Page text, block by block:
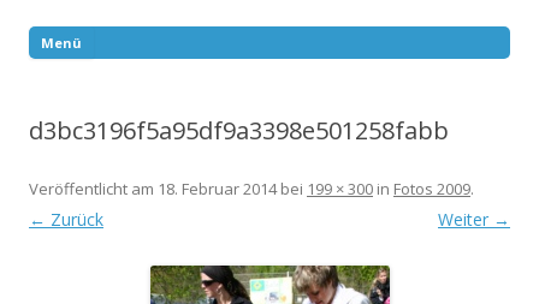
Menü
d3bc3196f5a95df9a3398e501258fabb
Veröffentlicht am 18. Februar 2014bei 199 × 300 in Fotos 2009.
← Zurück Weiter →